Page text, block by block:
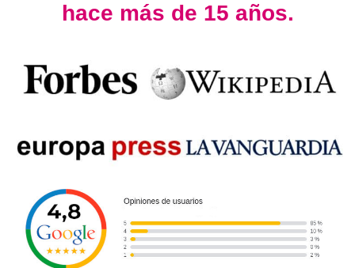
hace más de 15 años.